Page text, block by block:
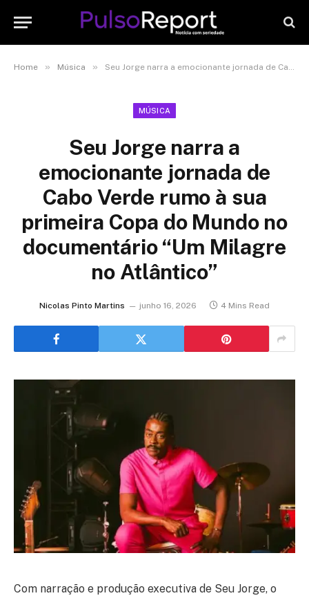
Home » Música » Seu Jorge narra a emocionante jornada de Cabo Verde rumo à sua primeira Copa do Mundo no documentário “Um Milagre no Atlântico”
MÚSICA
Seu Jorge narra a
emocionante jornada de
Cabo Verde rumo à sua
primeira Copa do Mundo no
documentário “Um Milagre
no Atlântico”
Nicolas Pinto Martins junho 16, 2026 4 Mins Read
Com narração e produção executiva de Seu Jorge, o